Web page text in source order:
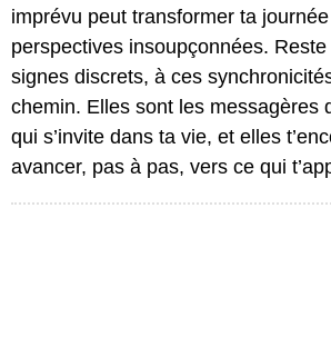
imprévu peut transformer ta
perspectives insoupçonnées.
signes discrets, à ces
chemin. Elles sont les messagères
qui s’invite dans ta vie, et elles
avancer, pas à pas, vers ce qui